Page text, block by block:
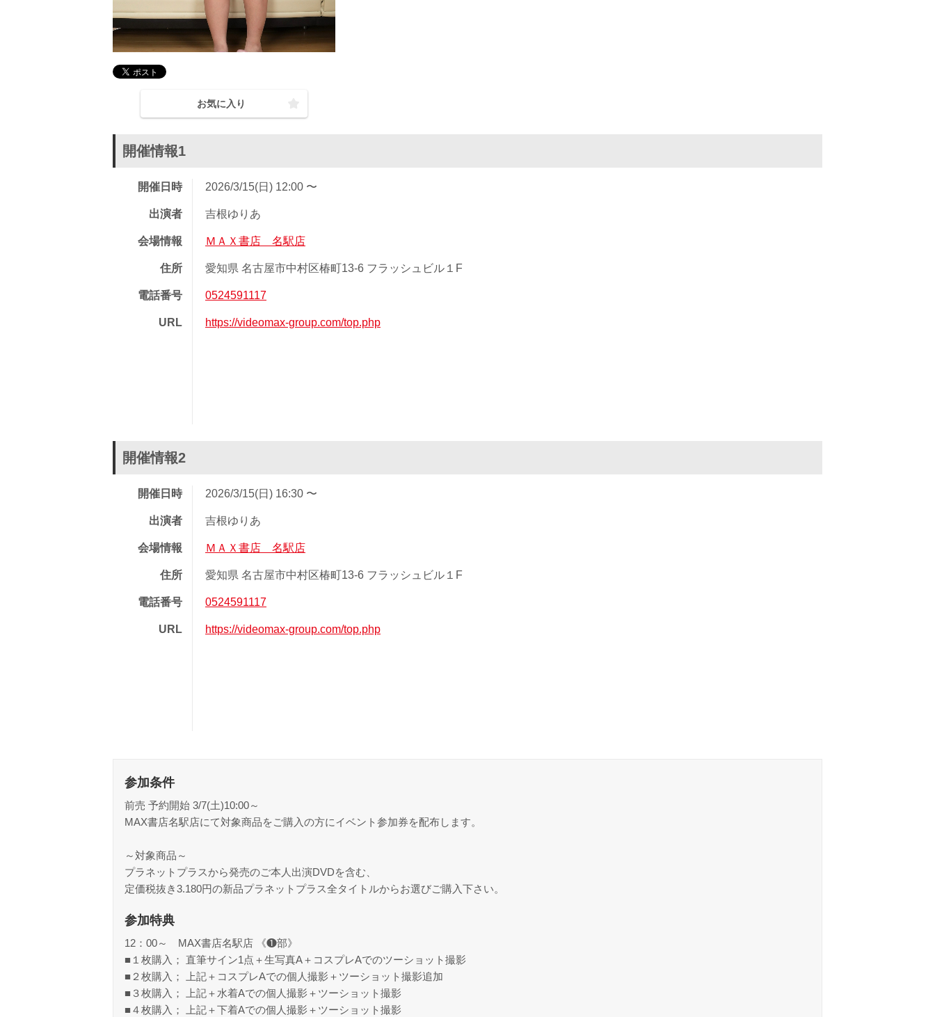
お気に入り
開催情報1
開催日時 2026/3/15(日) 12:00 〜
出演者 吉根ゆりあ
会場情報 ＭＡＸ書店 名駅店
住所 愛知県 名古屋市中村区椿町13-6 フラッシュビル１F
電話番号 0524591117
URL https://videomax-group.com/top.php
開催情報2
開催日時 2026/3/15(日) 16:30 〜
出演者 吉根ゆりあ
会場情報 ＭＡＸ書店 名駅店
住所 愛知県 名古屋市中村区椿町13-6 フラッシュビル１F
電話番号 0524591117
URL https://videomax-group.com/top.php
参加条件
前売 予約開始 3/7(土)10:00～
MAX書店名駅店にて対象商品をご購入の方にイベント参加券を配布します。
～対象商品～
プラネットプラスから発売のご本人出演DVDを含む、
定価税抜き3.180円の新品プラネットプラス全タイトルからお選びご購入下さい。
参加特典
12：00～ MAX書店名駅店 《❶部》
■１枚購入； 直筆サイン1点＋生写真A＋コスプレAでのツーショット撮影
■２枚購入； 上記＋コスプレAでの個人撮影＋ツーショット撮影追加
■３枚購入； 上記＋水着Aでの個人撮影＋ツーショット撮影
■４枚購入； 上記＋下着Aでの個人撮影＋ツーショット撮影